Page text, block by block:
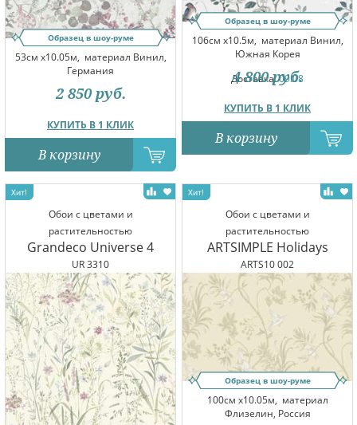
Образец в шоу-руме
53см x10.05м, материал Винил,
Германия
КУПИТЬ В 1 КЛИК
2 850 руб.
В корзину
Образец в шоу-руме
106см x10.5м, материал Винил,
Южная Корея
Доставка:09.08
КУПИТЬ В 1 КЛИК
4 800 руб.
В корзину
Обои с цветами и
растительностью
Grandeco Universe 4
UR 3310
Обои с цветами и
растительностью
ARTSIMPLE Holidays
ARTS10 002
Образец в шоу-руме
100см x10.05м, материал
Флизелин, Россия